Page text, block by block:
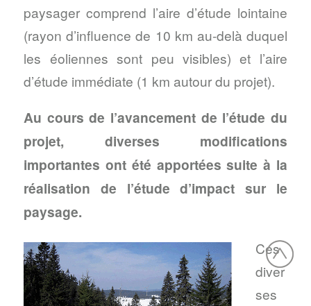
paysager comprend l’aire d’étude lointaine
(rayon d’influence de 10 km au-delà duquel
les éoliennes sont peu visibles) et l’aire
d’étude immédiate (1 km autour du projet).
Au cours de l’avancement de l’étude du
projet, diverses modifications
importantes ont été apportées suite à la
réalisation de l’étude d’impact sur le
paysage.
Ces
diver
ses